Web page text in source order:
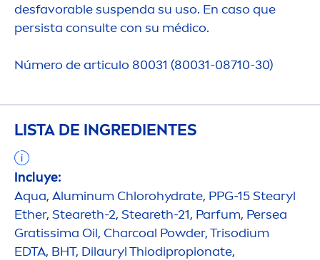
desfavorable suspenda su uso. En caso que
persista consulte con su médico.
Número de articulo 80031 (80031-08710-30)
LISTA DE INGREDIENTES
Incluye:
Aqua, Aluminum Chlorohydrate, PPG-15 Stearyl
Ether, Steareth-2, Steareth-21, Parfum, Persea
Gratissima Oil, Charcoal Powder, Trisodium
EDTA, BHT, Dilauryl Thiodipropionate,